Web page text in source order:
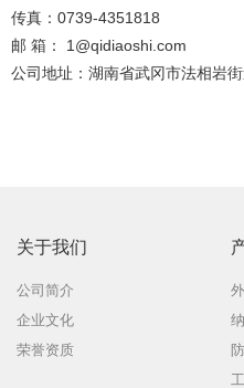
传真：0739-4351818
邮 箱： 1@qidiaoshi.com
公司地址：湖南省武冈市法相岩
关于我们
公司简介
企业文化
荣誉资质